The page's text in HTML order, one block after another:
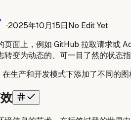
·2025年10月15日No Edit Yet
页面上，例如 GitHub 拉取请求或
变为动态的、可一目了然的状态指
生产和开发模式下添加了不同的图